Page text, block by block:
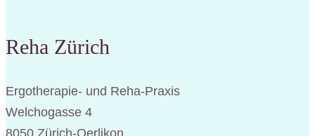
Reha Zürich
Ergotherapie- und Reha-Praxis
Welchogasse 4